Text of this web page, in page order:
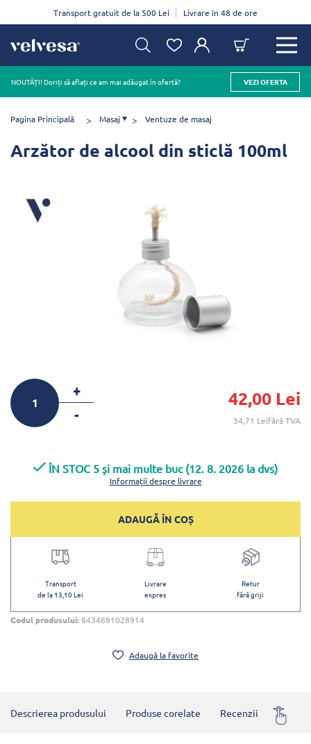
Transport gratuit de la 500 Lei Livrare în 48 de ore
NOUTĂȚI! Doriți să aflați ce am mai adăugat în ofertă? VEZI OFERTA
Pagina Principală Masaj Ventuze de masaj
Arzător de alcool din sticlă 100ml
+
-
42,00 Lei
34,71 Leifără TVA
ÎN STOC 5 și mai multe buc (12. 8. 2026 la dvs)
Informații despre livrare
ADAUGĂ ÎN COȘ
Transport
de la 13,10 Lei
Livrare
expres
Retur
fără griji
Codul produsului:8434881028914
Adaugă la favorite
Descrierea produsului Produse corelate Recenzii